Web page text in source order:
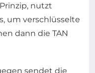
nutzt
um verschlüsselte
dann die TAN
sendet die